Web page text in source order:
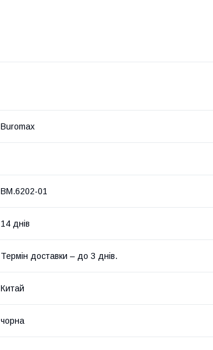
Buromax
BM.6202-01
14 днів
Термін доставки – до 3 днів.
Китай
чорна